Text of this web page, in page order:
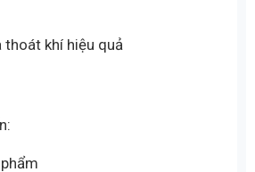
tải Teflon có cấu trúc ô lưới
inox
inox được sử dụng trong các hệ
thoát khí hoặc làm việc ở
sinh và bảo trì trở nên thuận tiện